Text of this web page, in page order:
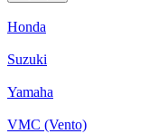
Honda
Suzuki
Yamaha
VMC (Vento)